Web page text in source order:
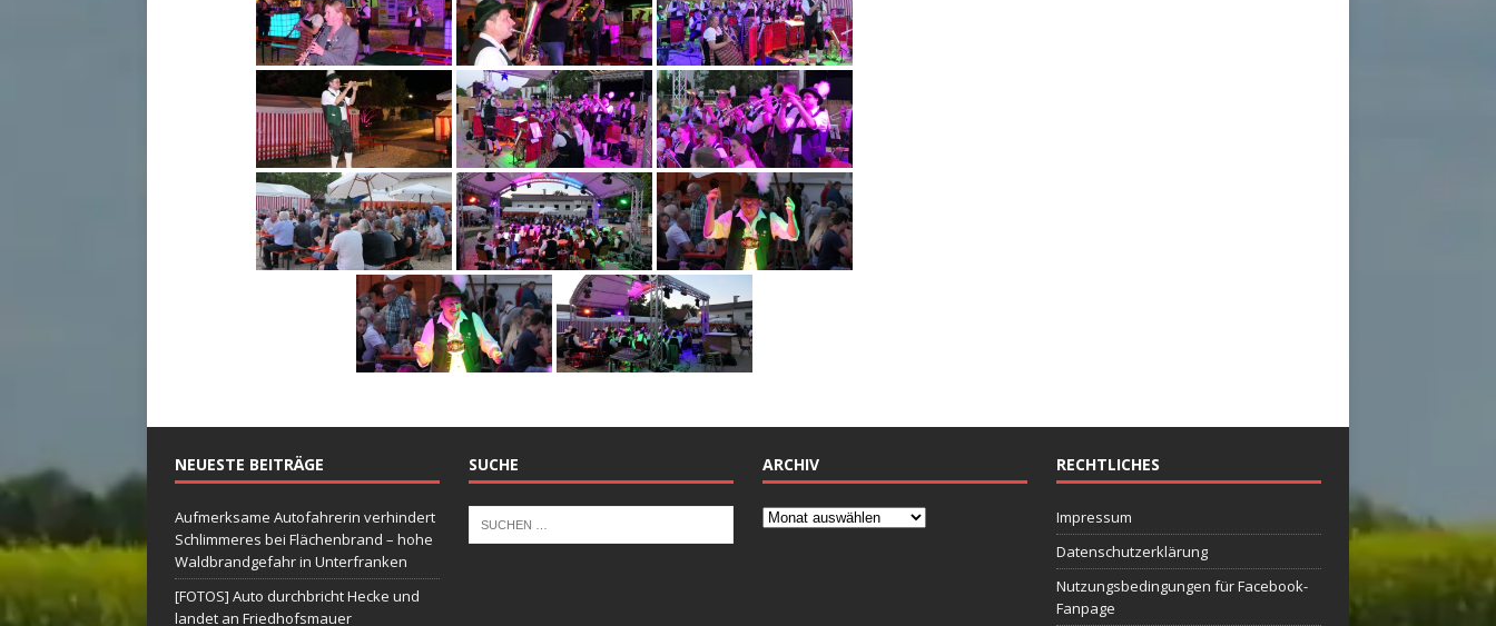
NEUESTE BEITRÄGE
Aufmerksame Autofahrerin verhindert
Schlimmeres bei Flächenbrand – hohe
Waldbrandgefahr in Unterfranken
[FOTOS] Auto durchbricht Hecke und
landet an Friedhofsmauer
SUCHE ARCHIV RECHTLICHES
Impressum
Datenschutzerklärung
Nutzungsbedingungen für Facebook-
Fanpage